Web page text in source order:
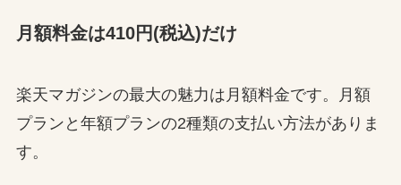
月額料金は410円(税込)だけ
楽天マガジンの最大の魅力は月額料金です。月額
プランと年額プランの2種類の支払い方法がありま
す。